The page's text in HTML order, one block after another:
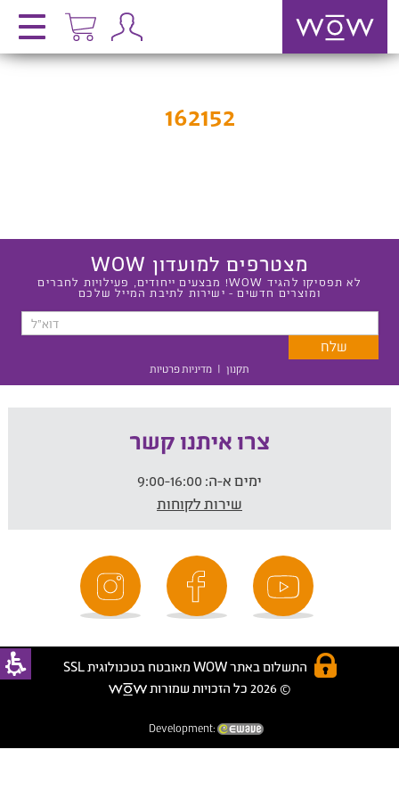
162152
מצטרפים למועדון WOW
לא תפסיקו להגיד WOW! מבצעים ייחודים, פעילויות לחברים
ומוצרים חדשים - ישירות לתיבת המייל שלכם
תקנון | מדיניות פרטיות
צרו איתנו קשר
ימים א-ה:
שירות לקוחות
התשלום באתר WOW מאובטח בטכנולוגית SSL
© 2026 כל הזכויות שמורות
Development: